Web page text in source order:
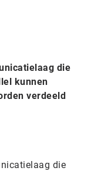
die
kunnen
verdeeld
die